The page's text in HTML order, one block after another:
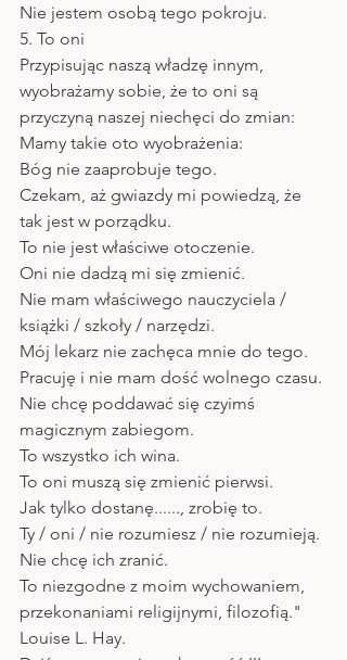
Nie jestem osobą tego pokroju.
5. To oni
Przypisując naszą władzę innym,
wyobrażamy sobie, że to oni są
przyczyną naszej niechęci do zmian:
Mamy takie oto wyobrażenia:
Bóg nie zaaprobuje tego.
Czekam, aż gwiazdy mi powiedzą, że
tak jest w porządku.
To nie jest właściwe otoczenie.
Oni nie dadzą mi się zmienić.
Nie mam właściwego nauczyciela /
książki / szkoły / narzędzi.
Mój lekarz nie zachęca mnie do tego.
Pracuję i nie mam dość wolnego czasu.
Nie chcę poddawać się czyimś
magicznym zabiegom.
To wszystko ich wina.
To oni muszą się zmienić pierwsi.
Jak tylko dostanę......, zrobię to.
Ty / oni / nie rozumiesz / nie rozumieją.
Nie chcę ich zranić.
To niezgodne z moim wychowaniem,
przekonaniami religijnymi, filozofią."
Louise L. Hay.